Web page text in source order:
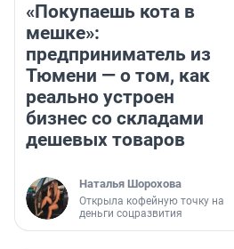
«Покупаешь кота в
мешке»:
предприниматель из
Тюмени — о том, как
реально устроен
бизнес со складами
дешевых товаров
Наталья Шорохова
Открыла кофейную точку на
деньги соцразвития